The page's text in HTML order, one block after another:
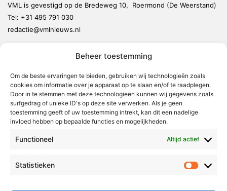
Beheer toestemming
Om de beste ervaringen te bieden, gebruiken wij technologieën zoals
cookies om informatie over je apparaat op te slaan en/of te raadplegen.
Door in te stemmen met deze technologieën kunnen wij gegevens zoals
surfgedrag of unieke ID's op deze site verwerken. Als je geen
toestemming geeft of uw toestemming intrekt, kan dit een nadelige
invloed hebben op bepaalde functies en mogelijkheden.
Functioneel Altijd actief
Statistieken
VML is gevestigd op de Bredeweg 10, Roermond (De Weerstand)
Tel: +31 495 791 030
redactie@vmlnieuws.nl
Leudal
Maasgouw
Echt-Susteren